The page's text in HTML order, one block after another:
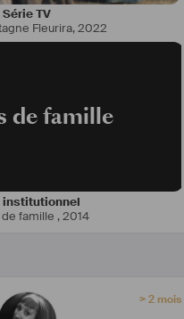
Série TV
Fleurira,2022
de famille
institutionnel
famille ,2014
> 2 mois